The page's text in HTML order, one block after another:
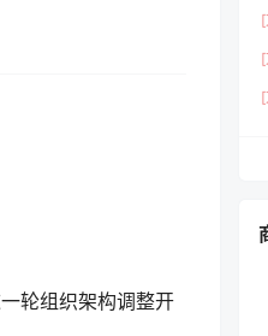
轮组织架构调整开